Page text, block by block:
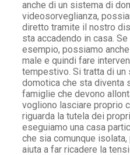
anche di un sistema di
videosorveglianza,
diretto tramite il nostro
sta accadendo in casa.
esempio, possiamo
male e quindi fare
tempestivo. Si tratta di
domotica che sta diventa
famiglie che devono
vogliono lasciare proprio
riguarda la tutela dei
eseguiamo una casa
che sia comunque
aiuta a far ricadere la